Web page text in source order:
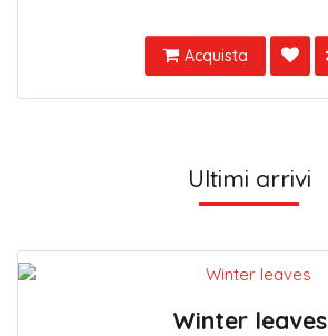
Acquista
Ultimi arrivi
Winter leaves